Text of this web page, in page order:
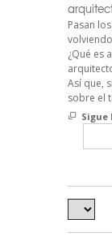
Pasan
¿Qué es
Así que,
sobre el
Sigue